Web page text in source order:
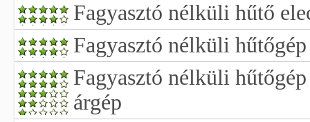
Fagyasztó nélküli hűtő
Fagyasztó nélküli
Fagyasztó nélküli
árgép